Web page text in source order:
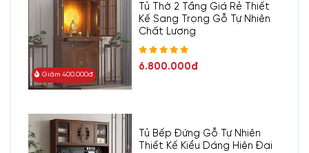
Giảm 400.000đ
Tủ Thờ 2 Tầng Giá Rẻ Thiết
Kế Sang Trọng Gỗ Tự Nhiên
Chất Lượng
6.800.000đ
Tủ Bếp Đứng Gỗ Tự Nhiên
Thiết Kế Kiểu Dáng Hiện Đại